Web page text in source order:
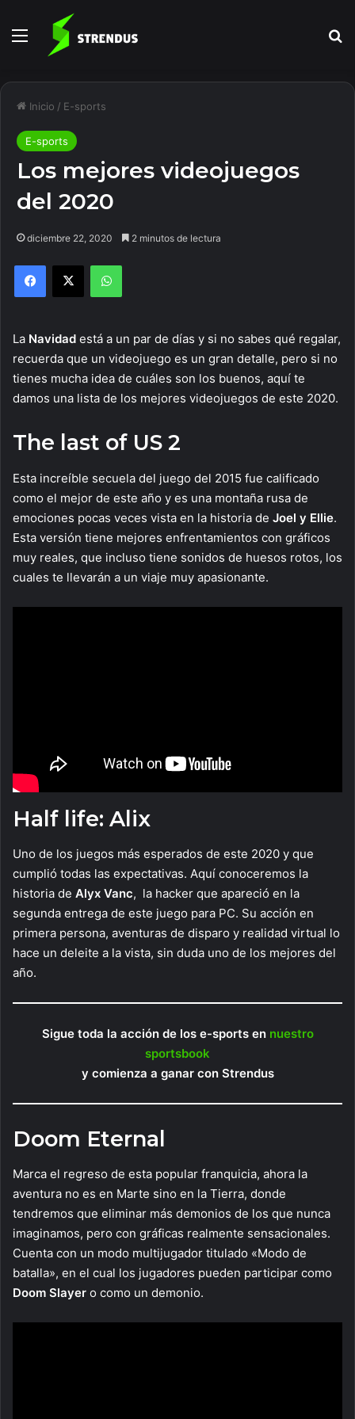
Menú
Inicio / E-sports
E-sports
Los mejores videojuegos
del 2020
diciembre 22, 2020 2 minutos de lectura
Facebook
X WhatsApp
La Navidad está a un par de días y si no sabes qué regalar,
recuerda que un videojuego es un gran detalle, pero si no
tienes mucha idea de cuáles son los buenos, aquí te
damos una lista de los mejores videojuegos de este 2020.
The last of US 2
Esta increíble secuela del juego del 2015 fue calificado
como el mejor de este año y es una montaña rusa de
emociones pocas veces vista en la historia de Joel y Ellie.
Esta versión tiene mejores enfrentamientos con gráficos
muy reales, que incluso tiene sonidos de huesos rotos, los
cuales te llevarán a un viaje muy apasionante.
Half life: Alix
Uno de los juegos más esperados de este 2020 y que
cumplió todas las expectativas. Aquí conoceremos la
historia de Alyx Vanc, la hacker que apareció en la
segunda entrega de este juego para PC. Su acción en
primera persona, aventuras de disparo y realidad virtual lo
hace un deleite a la vista, sin duda uno de los mejores del
año.
Sigue toda la acción de los e-sports en nuestro
sportsbook
y comienza a ganar con Strendus
Doom Eternal
Marca el regreso de esta popular franquicia, ahora la
aventura no es en Marte sino en la Tierra, donde
tendremos que eliminar más demonios de los que nunca
imaginamos, pero con gráficas realmente sensacionales.
Cuenta con un modo multijugador titulado «Modo de
batalla», en el cual los jugadores pueden participar como
Doom Slayer o como un demonio.